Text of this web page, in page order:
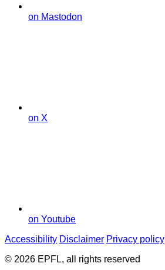
on Mastodon
on X
on Youtube
Accessibility Disclaimer Privacy policy
© 2026 EPFL, all rights reserved